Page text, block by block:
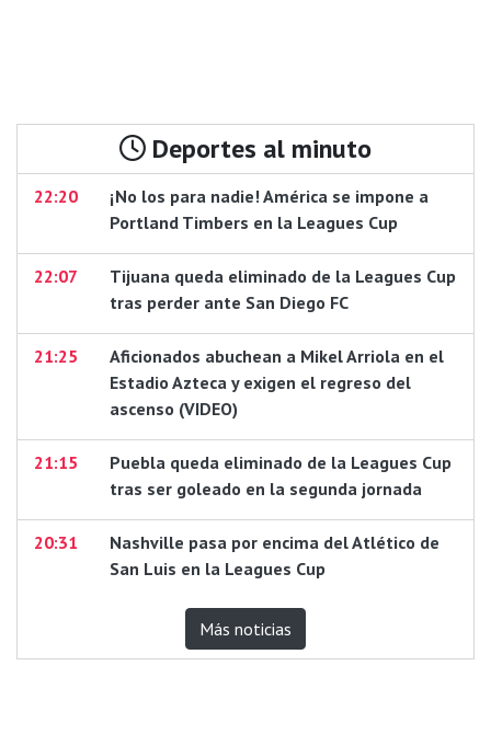
Deportes al minuto
22:20
¡No los para nadie! América se impone a
Portland Timbers en la Leagues Cup
22:07
Tijuana queda eliminado de la Leagues Cup
tras perder ante San Diego FC
21:25
Aficionados abuchean a Mikel Arriola en el
Estadio Azteca y exigen el regreso del
ascenso (VIDEO)
21:15
Puebla queda eliminado de la Leagues Cup
tras ser goleado en la segunda jornada
20:31
Nashville pasa por encima del Atlético de
San Luis en la Leagues Cup
Más noticias